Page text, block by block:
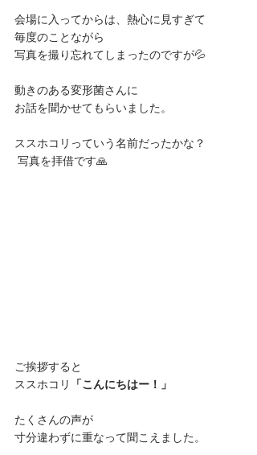
会場に入ってからは、熱心に見すぎて
毎度のことながら
写真を撮り忘れてしまったのですが💦
動きのある変形菌さんに
お話を聞かせてもらいました。
ススホコリっていう名前だったかな？
写真を拝借です🙏
ご挨拶すると
ススホコリ
「こんにちはー！」
たくさんの声が
寸分違わずに重なって聞こえました。